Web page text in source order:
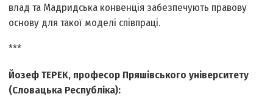
влад та Мадридська конвенція забезпечують правову
основу для такої моделі співпраці.
***
Йозеф ТЕРЕК, професор Пряшівського університету
(Словацька Республіка):